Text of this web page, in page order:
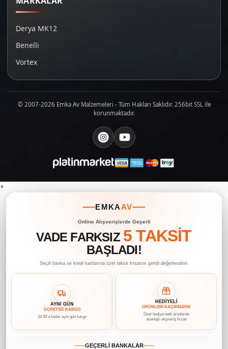
Derya MK12
Benelli
Vortex
© 2007-2026 Emka Av Malzemeleri - Tüm Hakları Saklıdır. 256bit SSL ile
korunmaktadır.
×
EMKAAV
Online Alışverişlerde Geçerli
VADE FARKSIZ 5 TAKSİT
BAŞLADI!
Seçili banka ve kredi kartlarına özel taksit fırsatını şimdi değerlendirin.
AYNI GÜN
ÜCRETSİZ KARGO
14.30’a kadar aynı gün kargo
HEDİYELİ
ÜRÜNLERİ KAÇIRMAYIN
Özel hediye setli ürünlerde
avantajlı alışveriş fırsatı
GEÇERLİ BANKALAR